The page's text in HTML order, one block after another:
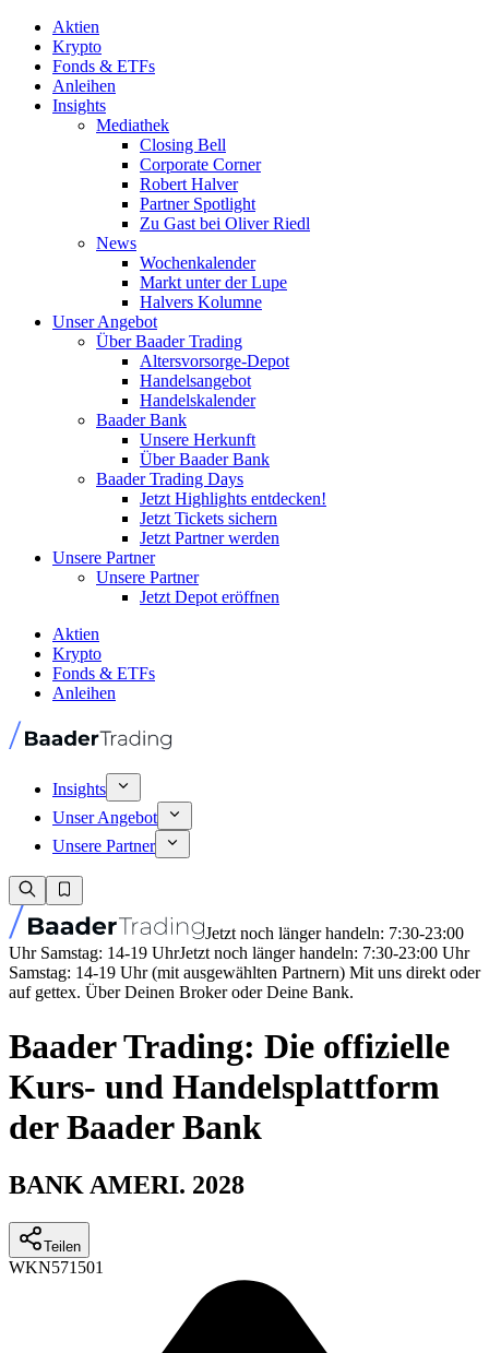
Aktien
Krypto
Fonds & ETFs
Anleihen
Insights
Mediathek
Closing Bell
Corporate Corner
Robert Halver
Partner Spotlight
Zu Gast bei Oliver Riedl
News
Wochenkalender
Markt unter der Lupe
Halvers Kolumne
Unser Angebot
Über Baader Trading
Altersvorsorge-Depot
Handelsangebot
Handelskalender
Baader Bank
Unsere Herkunft
Über Baader Bank
Baader Trading Days
Jetzt Highlights entdecken!
Jetzt Tickets sichern
Jetzt Partner werden
Unsere Partner
Unsere Partner
Jetzt Depot eröffnen
Aktien
Krypto
Fonds & ETFs
Anleihen
Insights
Unser Angebot
Unsere Partner
Jetzt noch länger handeln: 7:30-23:00
Uhr Samstag: 14-19 UhrJetzt noch länger handeln: 7:30-23:00 Uhr
Samstag: 14-19 Uhr (mit ausgewählten Partnern) Mit uns direkt oder
auf gettex. Über Deinen Broker oder Deine Bank.
Baader Trading: Die offizielle
Kurs- und Handelsplattform
der Baader Bank
BANK AMERI. 2028
Teilen
WKN571501